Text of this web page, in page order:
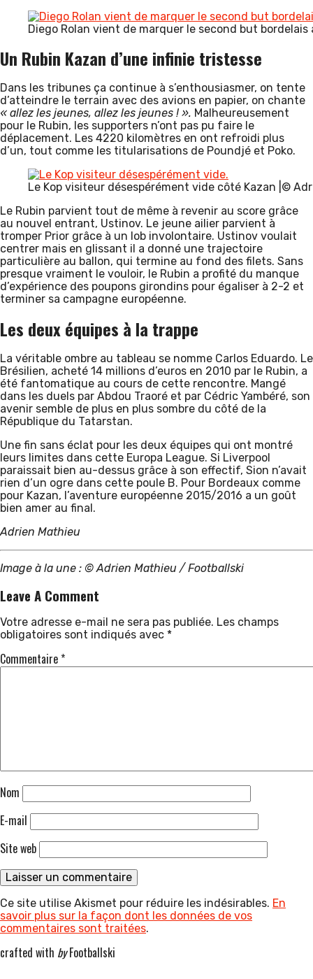
Diego Rolan vient de marquer le second but
Un Rubin Kazan d’une infinie tristesse
Dans les tribunes ça continue à s’enthousiasmer, on tente
d’atteindre le terrain avec des avions en papier, on chante
« allez les jeunes, allez les jeunes ! ». Malheureusement
pour le Rubin, les supporters n’ont pas pu faire le
déplacement. Les 4220 kilomètres en ont refroidi plus
d’un, tout comme les titularisations de Poundjé et Poko.
Le Kop visiteur désespérément vide côté Kazan |©
Le Rubin parvient tout de même à revenir au score grâce
au nouvel entrant, Ustinov. Le jeune ailier parvient à
tromper Prior grâce à un lob involontaire. Ustinov voulait
centrer mais en glissant il a donné une trajectoire
particulière au ballon, qui termine au fond des filets. Sans
presque vraiment le vouloir, le Rubin a profité du manque
d’expérience des poupons girondins pour égaliser à 2-2 et
terminer sa campagne européenne.
Les deux équipes à la trappe
La véritable ombre au tableau se nomme Carlos Eduardo. Le
Brésilien, acheté 14 millions d’euros en 2010 par le Rubin, a
été fantomatique au cours de cette rencontre. Mangé
dans les duels par Abdou Traoré et par Cédric Yambéré, son
avenir semble de plus en plus sombre du côté de la
République du Tatarstan.
Une fin sans éclat pour les deux équipes qui ont montré
leurs limites dans cette Europa League. Si Liverpool
paraissait bien au-dessus grâce à son effectif, Sion n’avait
rien d’un ogre dans cette poule B. Pour Bordeaux comme
pour Kazan, l’aventure européenne 2015/2016 a un goût
bien amer au final.
Adrien Mathieu
Image à la une : © Adrien Mathieu / Footballski
Leave A Comment
Votre adresse e-mail ne sera pas publiée. Les champs
obligatoires sont indiqués avec *
Commentaire*
Nom
E-mail
Site web
Ce site utilise Akismet pour réduire les indésirables. En
savoir plus sur la façon dont les données de vos
commentaires sont traitées.
crafted with byFootballski